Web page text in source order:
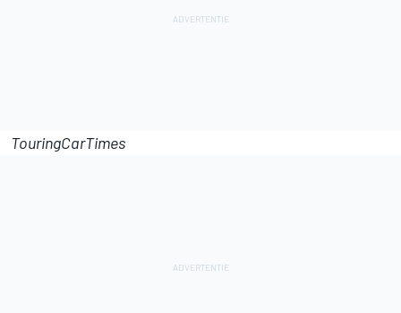
TouringCarTimes